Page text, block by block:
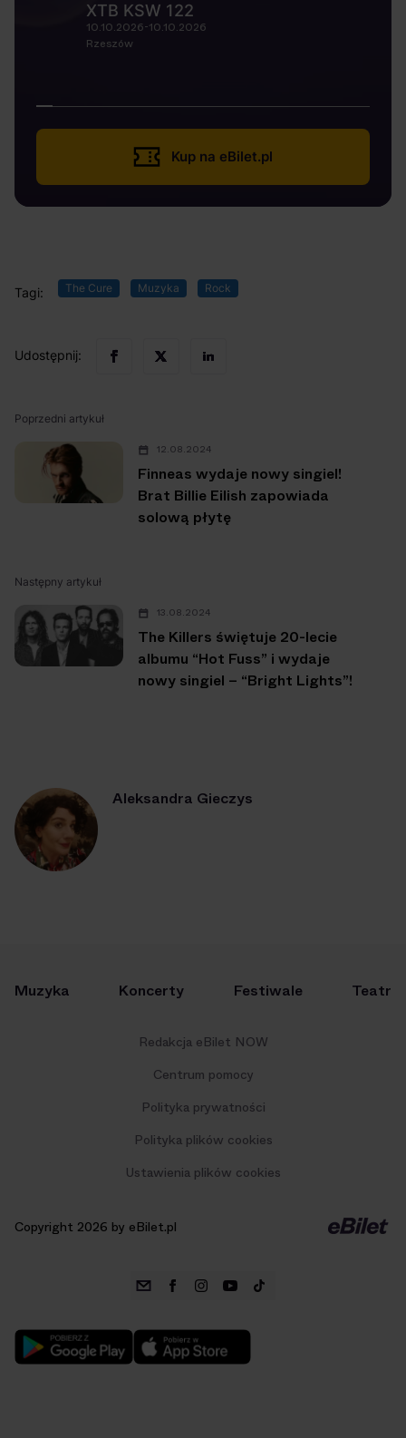
XTB KSW 122
10.10.2026-10.10.2026
Rzeszów
Kup na eBilet.pl
Tagi: The Cure Muzyka Rock
Udostępnij:
Poprzedni artykuł
12.08.2024
Finneas wydaje nowy singiel!
Brat Billie Eilish zapowiada
solową płytę
Następny artykuł
13.08.2024
The Killers świętuje 20-lecie
albumu “Hot Fuss” i wydaje
nowy singiel – “Bright Lights”!
Aleksandra Gieczys
Muzyka Koncerty Festiwale Teatr
Redakcja eBilet NOW
Centrum pomocy
Polityka prywatności
Polityka plików cookies
Ustawienia plików cookies
Copyright 2026 by eBilet.pl